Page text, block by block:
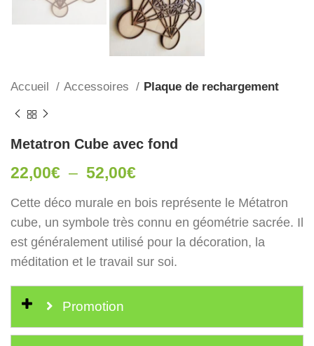
Accueil Accessoires Plaque de rechargement
Metatron Cube avec fond
22,00€ – 52,00€Plage
prix :
22,00€
à
52,00€
Cette déco murale en bois représente le Métatron
cube, un symbole très connu en géométrie sacrée. Il
est généralement utilisé pour la décoration, la
méditation et le travail sur soi.
Promotion